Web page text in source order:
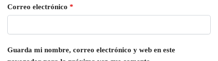
Correo electrónico *
Guarda mi nombre, correo electrónico y web en este